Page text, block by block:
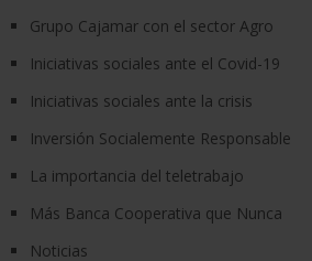
Grupo Cajamar con el sector Agro
Iniciativas sociales ante el Covid-19
Iniciativas sociales ante la crisis
Inversión Socialemente Responsable
La importancia del teletrabajo
Más Banca Cooperativa que Nunca
Noticias